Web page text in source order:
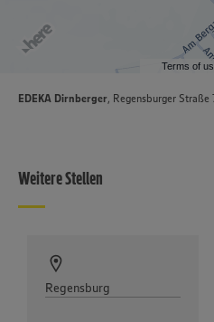
Terms of
EDEKA Dirnberger, Regensburger
Weitere Stellen
Regensburg